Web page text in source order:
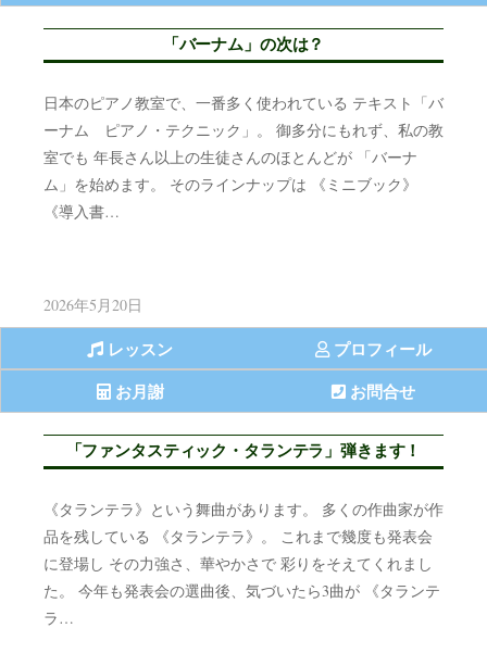
「バーナム」の次は？
日本のピアノ教室で、一番多く使われている テキスト「バ
ーナム ピアノ・テクニック」。 御多分にもれず、私の教
室でも 年長さん以上の生徒さんのほとんどが 「バーナ
ム」を始めます。 そのラインナップは 《ミニブック》
《導入書…
2026年5月20日
レッスン
プロフィール
お月謝
お問合せ
「ファンタスティック・タランテラ」弾きます！
《タランテラ》という舞曲があります。 多くの作曲家が作
品を残している 《タランテラ》。 これまで幾度も発表会
に登場し その力強さ、華やかさで 彩りをそえてくれまし
た。 今年も発表会の選曲後、気づいたら3曲が 《タランテ
ラ…